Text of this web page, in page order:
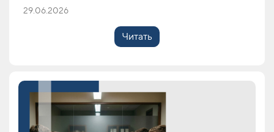
29.06.2026
Читать